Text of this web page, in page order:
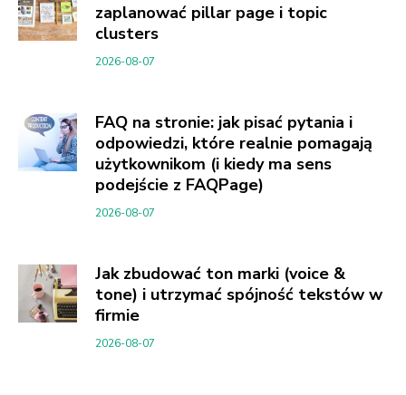
zaplanować pillar page i topic
clusters
2026-08-07
FAQ na stronie: jak pisać pytania i
odpowiedzi, które realnie pomagają
użytkownikom (i kiedy ma sens
podejście z FAQPage)
2026-08-07
Jak zbudować ton marki (voice &
tone) i utrzymać spójność tekstów w
firmie
2026-08-07